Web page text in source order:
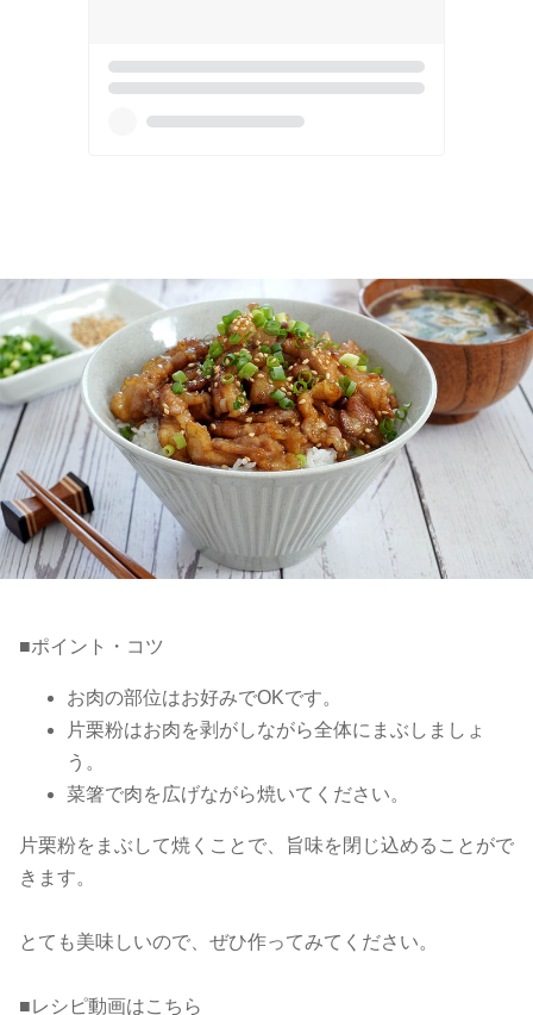
■ポイント・コツ
お肉の部位はお好みでOKです。
片栗粉はお肉を剥がしながら全体にまぶしましょ
う。
菜箸で肉を広げながら焼いてください。
片栗粉をまぶして焼くことで、旨味を閉じ込めることがで
きます。
とても美味しいので、ぜひ作ってみてください。
■レシピ動画はこちら